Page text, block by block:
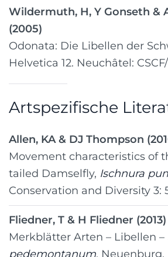
Wildermuth, H, Y Gonseth &
(2005)
Odonata: Die Libellen der
Helvetica 12. Neuchâtel: CSCF/
Artspezifische
Allen, KA & DJ Thompson
Movement characteristics of
tailed Damselfly, Ischnura
Conservation and Diversity 3:
Fliedner, T & H Fliedner (2013)
Merkblätter Arten – Libellen –
pedemontanum. Neuenburg,